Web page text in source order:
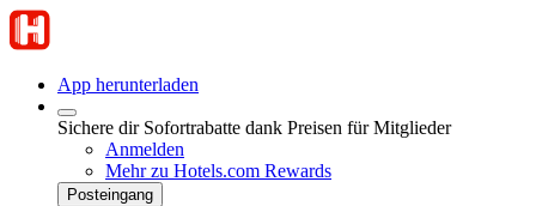
App herunterladen
Sichere dir Sofortrabatte dank Preisen für Mitglieder
Anmelden
Mehr zu Hotels.com Rewards
Posteingang